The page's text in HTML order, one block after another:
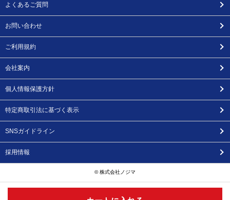
よくあるご質問
お問い合わせ
ご利用規約
会社案内
個人情報保護方針
特定商取引法に基づく表示
SNSガイドライン
採用情報
© 株式会社ノジマ